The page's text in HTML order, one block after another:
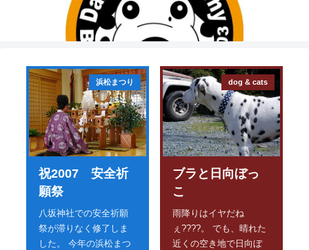
浜松まつり
祝2007 安全祈
願祭
八坂神社での安全祈願
祭が滞りなく修了しま
した。 今年の浜松まつ
dog & cats
ブラと日向ぼっ
こ
雨降りはイヤだね
ぇ????。 でも、晴れた
近くの空き地で日向ぼ